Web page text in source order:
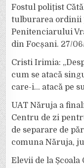
Fostul polițist
tulburarea ordinii
Penitenciarului
din Focșani. 27/
Cristi Irimia:
cum se atacă
care-i… atacă pe
UAT Năruja a
Centru de zi
de separare de
comuna Năruja,
Elevii de la